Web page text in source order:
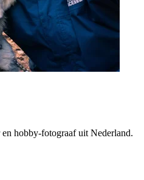
hobby-fotograaf uit Nederland.